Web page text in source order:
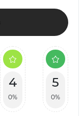
4
0%
5
0%